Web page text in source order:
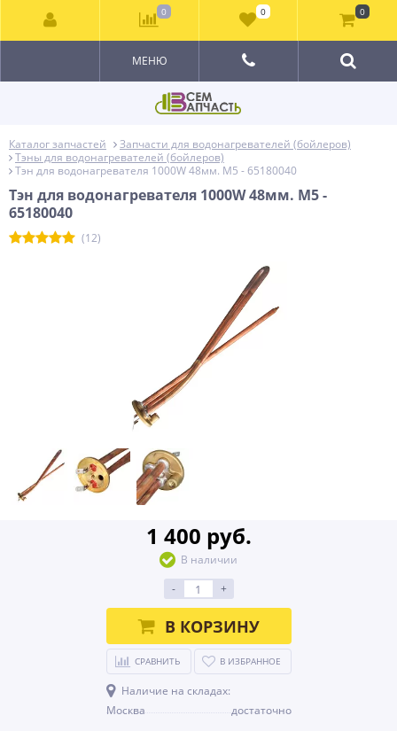
МЕНЮ
Каталог запчастей
Запчасти для водонагревателей (бойлеров)
Тэны для водонагревателей (бойлеров)
Тэн для водонагревателя 1000W 48мм. M5 - 65180040
Тэн для водонагревателя 1000W 48мм. M5 -
65180040
(12)
1 400 руб.
В наличии
-
+
В КОРЗИНУ
СРАВНИТЬ В ИЗБРАННОЕ
Наличие на складах:
Москва
достаточно
0 0 0